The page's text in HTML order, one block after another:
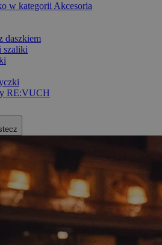
w kategorii Akcesoria
daszkiem
szaliki
RE:VUCH